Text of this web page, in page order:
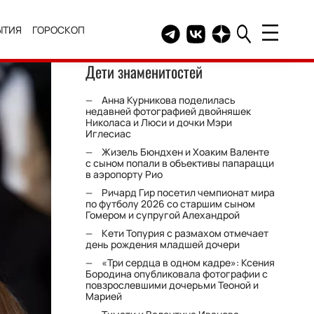
ГОРОСКОП Telegram канал HELLO
Группа HELLO
Канал HELLO в
Дети знаменитостей
Анна Курникова поделилась
недавней фотографией двойняшек
Николаса и Люси и дочки Мэри
Иглесиас
Жизель Бюндхен и Хоаким Валенте
с сыном попали в объективы папарацци
в аэропорту Рио
Ричард Гир посетил чемпионат мира
по футболу 2026 со старшим сыном
Гомером и супругой Алехандрой
Кети Топурия с размахом отмечает
день рождения младшей дочери
«Три сердца в одном кадре»: Ксения
Бородина опубликовала фотографии с
повзрослевшими дочерьми Теоной и
Марией